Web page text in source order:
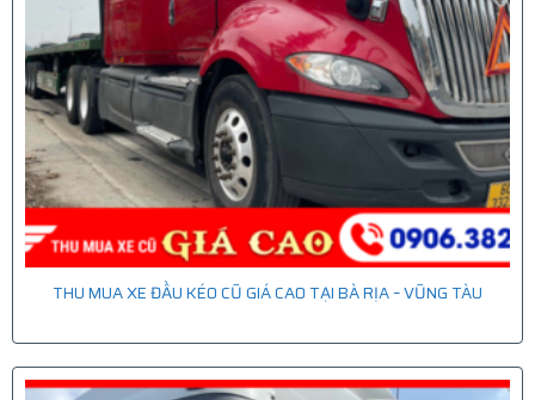
THU MUA XE ĐẦU KÉO CŨ GIÁ CAO TẠI BÀ RỊA – VŨNG TÀU